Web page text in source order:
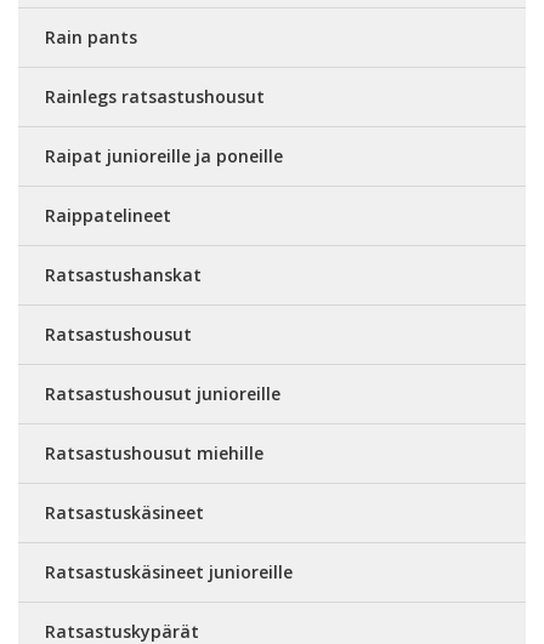
Rain pants
Rainlegs ratsastushousut
Raipat junioreille ja poneille
Raippatelineet
Ratsastushanskat
Ratsastushousut
Ratsastushousut junioreille
Ratsastushousut miehille
Ratsastuskäsineet
Ratsastuskäsineet junioreille
Ratsastuskypärät